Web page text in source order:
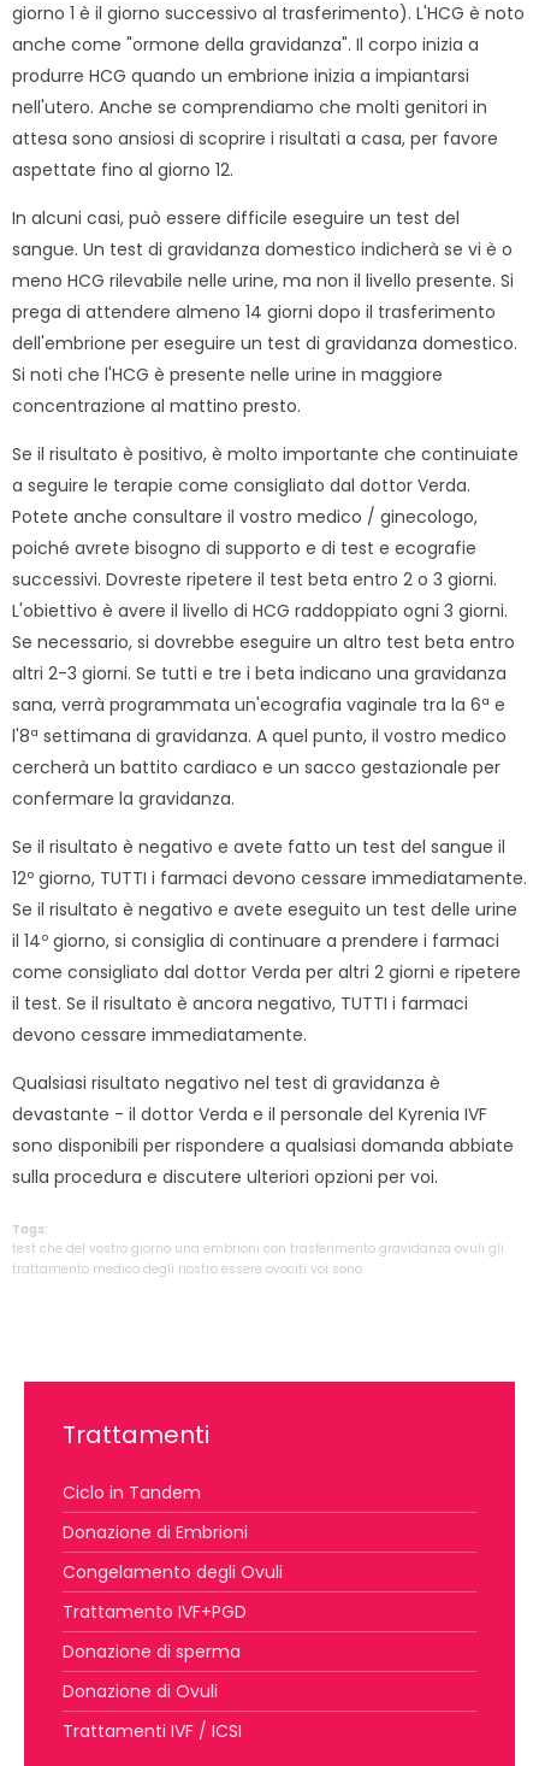
giorno 1 è il giorno successivo al trasferimento). L'HCG è noto
anche come "ormone della gravidanza". Il corpo inizia a
produrre HCG quando un embrione inizia a impiantarsi
nell'utero. Anche se comprendiamo che molti genitori in
attesa sono ansiosi di scoprire i risultati a casa, per favore
aspettate fino al giorno 12.
In alcuni casi, può essere difficile eseguire un test del
sangue. Un test di gravidanza domestico indicherà se vi è o
meno HCG rilevabile nelle urine, ma non il livello presente. Si
prega di attendere almeno 14 giorni dopo il trasferimento
dell'embrione per eseguire un test di gravidanza domestico.
Si noti che l'HCG è presente nelle urine in maggiore
concentrazione al mattino presto.
Se il risultato è positivo, è molto importante che continuiate
a seguire le terapie come consigliato dal dottor Verda.
Potete anche consultare il vostro medico / ginecologo,
poiché avrete bisogno di supporto e di test e ecografie
successivi. Dovreste ripetere il test beta entro 2 o 3 giorni.
L'obiettivo è avere il livello di HCG raddoppiato ogni 3 giorni.
Se necessario, si dovrebbe eseguire un altro test beta entro
altri 2-3 giorni. Se tutti e tre i beta indicano una gravidanza
sana, verrà programmata un'ecografia vaginale tra la 6ª e
l'8ª settimana di gravidanza. A quel punto, il vostro medico
cercherà un battito cardiaco e un sacco gestazionale per
confermare la gravidanza.
Se il risultato è negativo e avete fatto un test del sangue il
12º giorno, TUTTI i farmaci devono cessare immediatamente.
Se il risultato è negativo e avete eseguito un test delle urine
il 14º giorno, si consiglia di continuare a prendere i farmaci
come consigliato dal dottor Verda per altri 2 giorni e ripetere
il test. Se il risultato è ancora negativo, TUTTI i farmaci
devono cessare immediatamente.
Qualsiasi risultato negativo nel test di gravidanza è
devastante - il dottor Verda e il personale del Kyrenia IVF
sono disponibili per rispondere a qualsiasi domanda abbiate
sulla procedura e discutere ulteriori opzioni per voi.
Tags:
test che del vostro giorno una embrioni con trasferimento gravidanza ovuli gli
trattamento medico degli nostro essere ovociti voi sono
Trattamenti
Ciclo in Tandem
Donazione di Embrioni
Congelamento degli Ovuli
Trattamento IVF+PGD
Donazione di sperma
Donazione di Ovuli
Trattamenti IVF / ICSI